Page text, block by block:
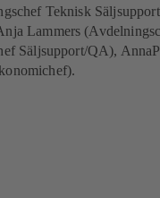
Teknisk
Lammers
Säljsupport/QA),